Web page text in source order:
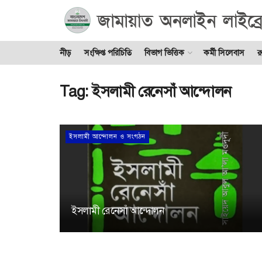
নীড় সংক্ষিপ্ত পরিচিতি বিভাগ ভিত্তিক কর্মী সিলেবাস
Tag:ইসলামী রেনেসাঁ আন্দোলন
ইসলামী আন্দোলন ও সংগঠন
ইসলামী রেনেসাঁ আন্দোলন